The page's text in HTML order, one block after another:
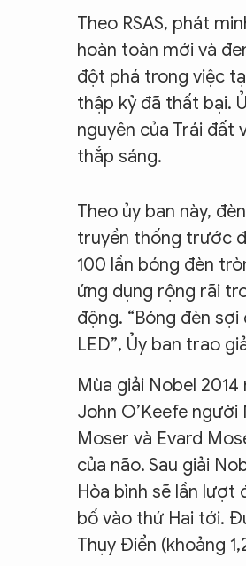
Theo RSAS, phát
hoàn toàn mới và
đột phá trong việc
thập kỷ đã thất bại.
nguyên của Trái đất
thắp sáng.
Theo ủy ban này,
truyền thống trước
100 lần bóng đèn
ứng dụng rộng rãi
động. “Bóng đèn
LED”, Ủy ban trao
Mùa giải Nobel
John O’Keefe
Moser và Evard
của não. Sau giải
Hòa bình sẽ lần lượt
bố vào thứ Hai tới.
Thụy Điển (khoảng